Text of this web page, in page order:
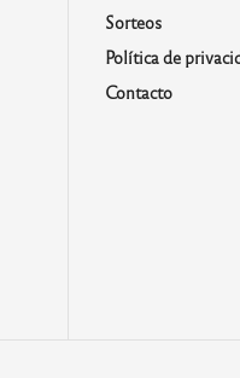
Sorteos
Política de
Contacto